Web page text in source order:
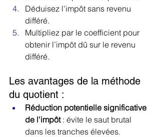
Déduisez l'impôt sans revenu
différé.
Multipliez par le coefficient pour
obtenir l’impôt dû sur le revenu
différé.
Les avantages de la méthode
du quotient :
Réduction potentielle significative
de l'impôt : évite le saut brutal
dans les tranches élevées.